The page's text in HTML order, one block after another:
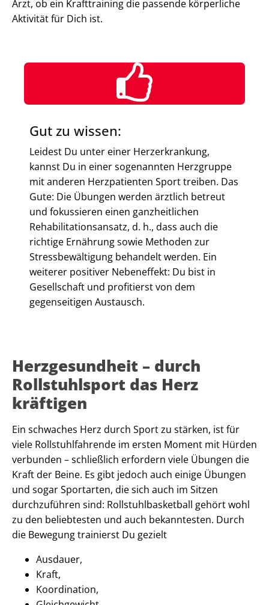
Arzt, ob ein Krafttraining die passende körperliche
Aktivität für Dich ist.
Gut zu wissen:
Leidest Du unter einer Herzerkrankung,
kannst Du in einer sogenannten Herzgruppe
mit anderen Herzpatienten Sport treiben. Das
Gute: Die Übungen werden ärztlich betreut
und fokussieren einen ganzheitlichen
Rehabilitationsansatz, d. h., dass auch die
richtige Ernährung sowie Methoden zur
Stressbewältigung behandelt werden. Ein
weiterer positiver Nebeneffekt: Du bist in
Gesellschaft und profitierst von dem
gegenseitigen Austausch.
Herzgesundheit – durch
Rollstuhlsport das Herz
kräftigen
Ein schwaches Herz durch Sport zu stärken, ist für
viele Rollstuhlfahrende im ersten Moment mit Hürden
verbunden – schließlich erfordern viele Übungen die
Kraft der Beine. Es gibt jedoch auch einige Übungen
und sogar Sportarten, die sich auch im Sitzen
durchzuführen sind: Rollstuhlbasketball gehört wohl
zu den beliebtesten und auch bekanntesten. Durch
die Bewegung trainierst Du gezielt
Ausdauer,
Kraft,
Koordination,